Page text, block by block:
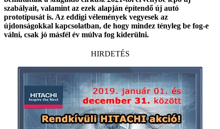
szabályait, valamint az ezek alapján építendő új autó
prototípusát is. Az eddigi vélemények vegyesek az
újdonságokkal kapcsolatban, de hogy mindez tényleg be fog-e
válni, csak jó másfél év múlva fog kiderülni.
HIRDETÉS